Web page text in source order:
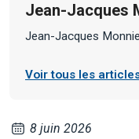
Jean-Jacques
Jean-Jacques
Voir tous les
8 juin 2026